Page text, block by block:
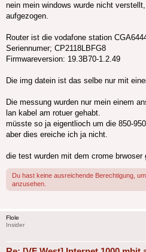
nein mein windows wurde nicht
aufgezogen.
Router ist die vodafone station
Seriennumer; CP2118LBFG8
Firmwareversion: 19.3B70-1.2.49
Die img datein ist das selbe nur mit
Die messung wurden nur mein einem
lan kabel am rotuer gehabt.
müsste so ja eigentlioch um die 850-
aber dies ereiche ich ja nicht.
die test wurden mit dem crome brwoser
Du hast keine ausreichende Berechtigung,
anzusehen.
Flole
Insider